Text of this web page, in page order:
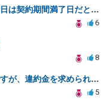
契約解除手続きをしても契約解除日は契約期間満了日だと言われました。
6
8
契約書にサインをしていないのですが、違約金を求められる。
5